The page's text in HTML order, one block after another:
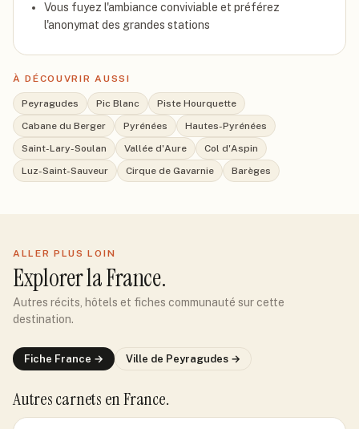
Vous fuyez l'ambiance conviviable et préférez
l'anonymat des grandes stations
À DÉCOUVRIR AUSSI
Peyragudes Pic Blanc
Piste Hourquette
Cabane du Berger
Pyrénées
Hautes-Pyrénées
Saint-Lary-Soulan
Vallée d'Aure
Col d'Aspin
Luz-Saint-Sauveur
Cirque de Gavarnie Barèges
ALLER PLUS LOIN
Explorerla France.
Autres récits, hôtels et fiches communauté sur cette
destination.
Fiche France → Ville de Peyragudes →
Autres carnets en France.